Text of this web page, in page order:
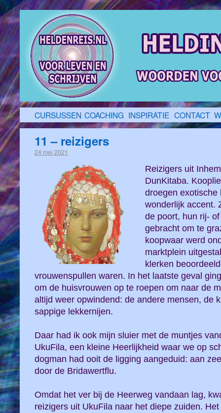
CURSUSSEN COACHING INSPIRATIE CONTACT
11 – reizigers
24 mei 2021
Reizigers uit
DunKitaba.
droegen exotische
wonderlijk accent.
de poort, hun rij-
gebracht om te
koopwaar werd
marktplein
klerken
vrouwenspullen waren. In het laatste geval
om de huisvrouwen op te roepen om naar de
altijd weer opwindend: de andere mensen, de
sappige lekkernijen.
Daar had ik ook mijn sluier met de muntjes
UkuFila, een kleine Heerlijkheid waar we op
dogman had ooit de ligging aangeduid: aan
door de Bridawertflu.
Omdat het ver bij de Heerweg vandaan lag,
reizigers uit UkuFila naar het diepe zuiden.